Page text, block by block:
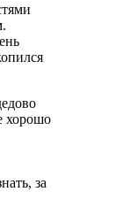
хорошо
за